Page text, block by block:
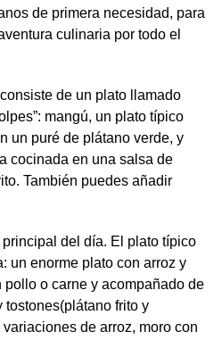
de primera necesidad, para
culinaria por todo el
de un plato llamado
mangú, un plato típico
un puré de plátano verde, y
cocinada en una salsa de
También puedes añadir
del día. El plato típico
un enorme plato con arroz y
o carne y acompañado de
tostones(plátano frito y
de arroz, moro con